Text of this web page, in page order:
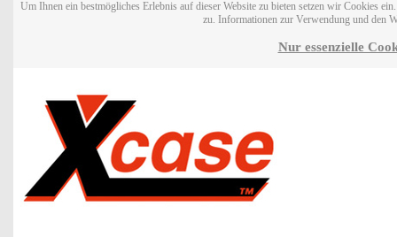
Um Ihnen ein bestmögliches Erlebnis auf dieser Website zu bieten setzen wir Cookies
zu. Informationen zur Verwendung und den
Nur essenzielle